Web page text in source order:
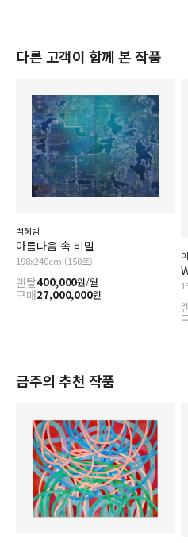
다른 고객이 함께 본 작품
백혜림
아름다움 속 비밀
198x240cm (150호)
렌탈400,000원/월
구매27,000,000원
금주의 추천 작품